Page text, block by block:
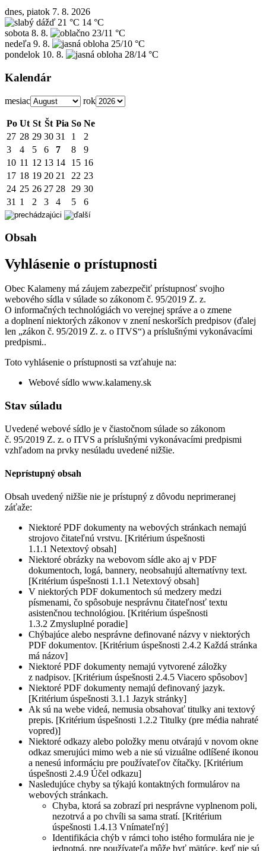
dnes, piatok 7. 8. 2026
21 °C 14 °C
sobota 8. 8.
23/11 °C
nedeľa 9. 8.
25/10 °C
pondelok 10. 8. 28/14 °C
Kalendár
mesiac rok
Po Ut St Št Pia So Ne
27 28 29 30 31 1
2
3
4 5 6 7 8
9
10 11 12 13 14 15 16
17 18 19 20 21 22 23
24 25 26 27 28 29 30
31 1 2 3 4 5 6
Obsah
Vyhlásenie o prístupnosti
Obec Kalameny má záujem zabezpečiť prístupnosť svojho
webového sídla v súlade so zákonom č. 95/2019 Z. z.
O informačných technológiách vo verejnej správe a o zmene
a doplnení niektorých zákonov v znení neskorších predpisov (ďalej
len „zákon č. 95/2019 Z. z. o ITVS“) a príslušnými vykonávacími
predpismi..
Toto vyhlásenie o prístupnosti sa vzťahuje na:
Webové sídlo www.kalameny.sk
Stav súladu
Uvedené webové sídlo je v čiastočnom súlade so zákonom
č. 95/2019 Z. z. o ITVS a príslušnými vykonávacími predpismi
vzhľadom na prvky nesúladu uvedené nižšie.
Neprístupný obsah
Obsah uvedený nižšie nie je prístupný z dôvodu neprimeranej
záťaže:
Niektoré PDF dokumenty na webových stránkach nemajú
strojovo čitateľnú vrstvu. [Kritérium úspešnosti
1.1.1 Netextový obsah]
Niektoré obrázky na webovom sídle ako aj v PDF
dokumentoch, logá, bannery, neobsahujú alternatívny text.
[Kritérium úspešnosti 1.1.1 Netextový obsah]
V niektorých PDF dokumentoch sú medzery medzi
písmenami, čo spôsobuje nesprávnu čitateľnosť textu
asistenčnou technológiou. [Kritérium úspešnosti
1.3.2 Zmysluplné poradie]
Chýbajúce alebo nesprávne definované názvy v niektorých
PDF dokumentov. [Kritérium úspešnosti 2.4.2 Každá stránka
má názov]
Niektoré PDF dokumenty nemajú vytvorené záložky
z nadpisov. [Kritérium úspešnosti 2.4.5 Viacero spôsobov]
Niektoré PDF dokumenty nemajú definovaný jazyk.
[Kritérium úspešnosti 3.1.1 Jazyk stránky]
Ak sú na webe videá, nemusia obsahovať titulky ani textový
prepis. [Kritérium úspešnosti 1.2.2 Titulky (pre média nahraté
vopred)]
Niektoré odkazy alebo položky menu otvárajú v novom okne
odkaz smerujúci mimo web a nie sú vizuálne odlíšené ikonou
a nenesú informáciu pre používateľov čítačky. [Kritérium
úspešnosti 2.4.9 Účel odkazu]
Nasledujúce chyby sa týkajú kontaktných formulárov na
webových stránkach.
Chyba, ktorá sa zobrazí pri nesprávne vyplnenom poli,
nezotrvá a po chvíli sa sama stratí. [Kritérium
úspešnosti 1.4.13 Vnímateľný]
Identifikácia chýb v rámci toho istého formulára nie je
jednotná, pre používateľa môže byť mätúce, keď nie sú